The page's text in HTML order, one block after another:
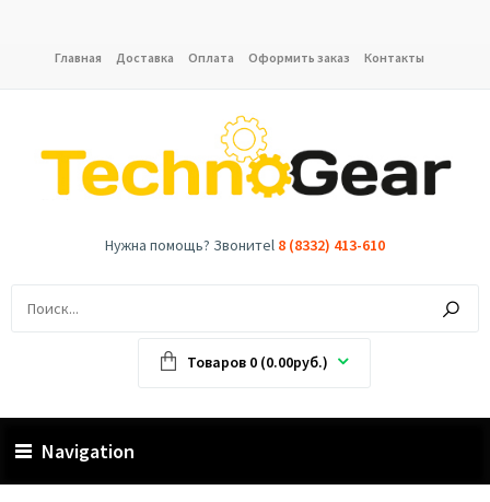
Главная Доставка Оплата Оформить заказ Контакты
Нужна помощь? Звонитеl 8 (8332) 413-610
Товаров 0 (0.00руб.)
Navigation